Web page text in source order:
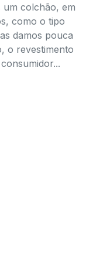
colchão, em
como o tipo
damos pouca
o revestimento